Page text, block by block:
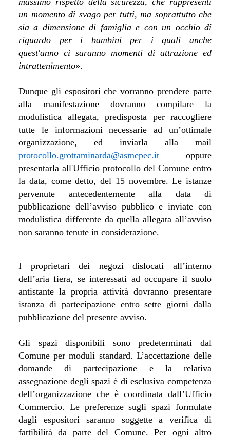
un momento di svago per tutti, ma soprattutto che
sia a dimensione di famiglia e con un occhio di
riguardo per i bambini per i quali anche
quest'anno ci saranno momenti di attrazione ed
intrattenimento».
Dunque gli espositori che vorranno prendere parte
alla manifestazione dovranno compilare la
modulistica allegata, predisposta per raccogliere
tutte le informazioni necessarie ad un’ottimale
organizzazione, ed inviarla alla mail
protocollo.grottaminarda@asmepec.it oppure
presentarla all'Ufficio protocollo del Comune entro
la data, come detto, del 15 novembre. Le istanze
pervenute antecedentemente alla data di
pubblicazione dell’avviso pubblico e inviate con
modulistica differente da quella allegata all’avviso
non saranno tenute in considerazione.
I proprietari dei negozi dislocati all’interno
dell’aria fiera, se interessati ad occupare il suolo
antistante la propria attività dovranno presentare
istanza di partecipazione entro sette giorni dalla
pubblicazione del presente avviso.
Gli spazi disponibili sono predeterminati dal
Comune per moduli standard. L’accettazione delle
domande di partecipazione e la relativa
assegnazione degli spazi è di esclusiva competenza
dell’organizzazione che è coordinata dall’Ufficio
Commercio. Le preferenze sugli spazi formulate
dagli espositori saranno soggette a verifica di
fattibilità da parte del Comune. Per ogni altro